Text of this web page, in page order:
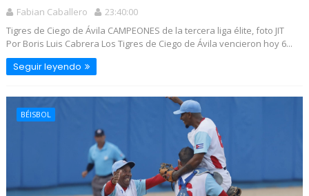
Fabian Caballero
23:40:00
Tigres de Ciego de Ávila CAMPEONES de la tercera liga élite, foto JIT
Por Boris Luis Cabrera Los Tigres de Ciego de Ávila vencieron hoy 6...
Seguir leyendo
BÉISBOL